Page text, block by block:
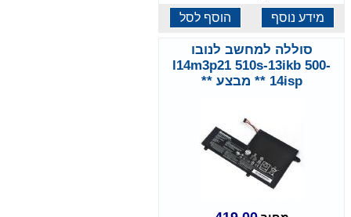
מידע נוסף
הוסף לסל
סוללה למחשב לנובו
l14m3p21 510s-13ikb 500-
14isp ** מבצע **